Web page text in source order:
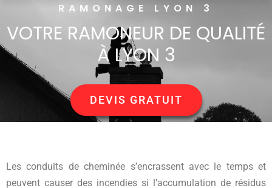
RAMONAGE LYON 3
VOTRE RAMONEUR DE QUALITÉ
À LYON 3
DEVIS GRATUIT
Les conduits de cheminée s’encrassent avec le temps et
peuvent causer des incendies si l’accumulation de résidus